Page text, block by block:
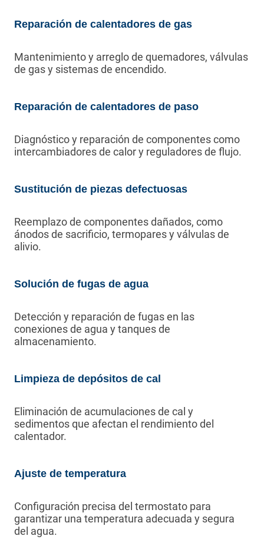
Reparación de calentadores de gas
Mantenimiento y arreglo de quemadores, válvulas
de gas y sistemas de encendido.
Reparación de calentadores de paso
Diagnóstico y reparación de componentes como
intercambiadores de calor y reguladores de flujo.
Sustitución de piezas defectuosas
Reemplazo de componentes dañados, como
ánodos de sacrificio, termopares y válvulas de
alivio.
Solución de fugas de agua
Detección y reparación de fugas en las
conexiones de agua y tanques de
almacenamiento.
Limpieza de depósitos de cal
Eliminación de acumulaciones de cal y
sedimentos que afectan el rendimiento del
calentador.
Ajuste de temperatura
Configuración precisa del termostato para
garantizar una temperatura adecuada y segura
del agua.